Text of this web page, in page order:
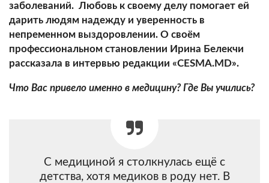
заболеваний. Любовь к своему делу помогает ей
дарить людям надежду и уверенность в
непременном выздоровлении. О своём
профессиональном становлении Ирина Белекчи
рассказала в интервью редакции «CESMA.MD».
Что Вас привело именно в медицину? Где Вы учились?
С медициной я столкнулась ещё с
детства, хотя медиков в роду нет. В